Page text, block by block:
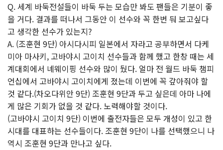
Q. 세계 바둑전설들이 바둑 두는 모습만 봐도 팬들은 기분이 좋
을 거다. 결과를 떠나서 그동안 이 선수와 꼭 한번 둬 보고싶다
고 생각한 선수가 있는지?
A. (조훈현 9단) 아시다시피 일본에서 자라고 공부하면서 다케
미아 마사키, 고바야시 고이치 선수들과 함께 했고 한창 때는 세
계대회에서 녜웨이핑 선수와 많이 뒀다. 얼마 전 월드 바둑 챔피
언십에서 고바야시 고이치에게 졌는데 이번에 꼭 갚아줘야 할
것 같다.(차오다위안 9단) 조훈현 9단과 두고 싶은데 아마 나에
게 많은 기회가 없을 것 같다. 노력해야할 것이다.
(고바야시 고이치 9단) 이번에 출전자들은 모두 개성이 있고 한
시대를 대표하는 선수들이다. 조훈현 9단이 나를 선택했으니 나
역시 조훈현 9단과 만나고 싶다.